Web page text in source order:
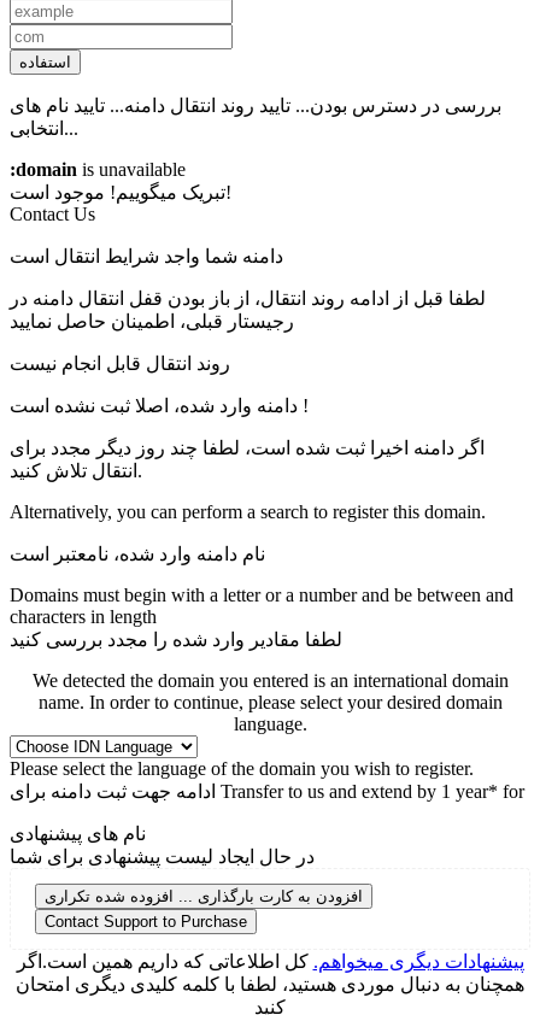
استفاده
بررسی در دسترس بودن... تایید روند انتقال دامنه... تایید نام های
انتخابی...
:domain is unavailable
تبریک میگوییم!موجود است!
Contact Us
دامنه شما واجد شرایط انتقال است
لطفا قبل از ادامه روند انتقال، از باز بودن قفل انتقال دامنه در
رجیستار قبلی، اطمینان حاصل نمایید
روند انتقال قابل انجام نیست
دامنه وارد شده، اصلا ثبت نشده است !
اگر دامنه اخیرا ثبت شده است، لطفا چند روز دیگر مجدد برای
انتقال تلاش کنید.
Alternatively, you can perform a search to register this domain.
نام دامنه وارد شده، نامعتبر است
Domains must begin with a letter or a numberand be between and
characters in length
لطفا مقادیر وارد شده را مجدد بررسی کنید
We detected the domain you entered is an international domain
name. In order to continue, please select your desired domain
language.
Please select the language of the domain you wish to register.
ادامه جهت ثبت دامنه برای Transfer to us and extend by 1 year* for
نام های پیشنهادی
در حال ایجاد لیست پیشنهادی برای شما
افزودن به کارت بارگذاری ... افزوده شده تکراری
Contact Support to Purchase
پیشنهادات دیگری میخواهم. کل اطلاعاتی که داریم همین است.اگر
همچنان به دنبال موردی هستید، لطفا با کلمه کلیدی دیگری امتحان
کنید